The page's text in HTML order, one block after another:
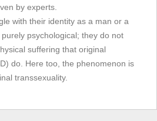
by experts.
with their identity as a man or a
psychological; they do not
suffering that original
do. Here too, the phenomenon is
transsexuality.